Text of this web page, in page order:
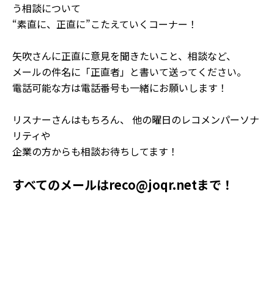
う相談について
“素直に、正直に”こたえていくコーナー！
矢吹さんに正直に意見を聞きたいこと、相談など、
メールの件名に「正直者」と書いて送ってください。
電話可能な方は電話番号も一緒にお願いします！
リスナーさんはもちろん、 他の曜日のレコメンパーソナ
リティや
企業の方からも相談お待ちしてます！
すべてのメールはreco@joqr.netまで！